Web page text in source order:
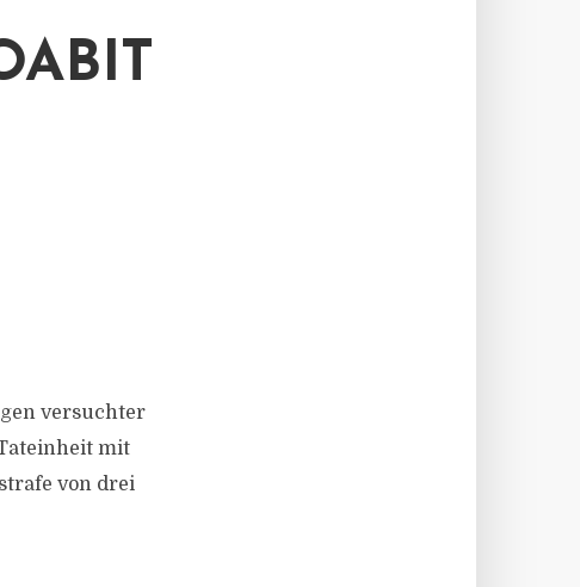
versuchter
mit
von drei